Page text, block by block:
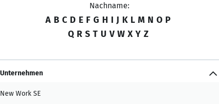
Nachname:
A B C D E F G H I J K L M N O P
Q R S T U V W X Y Z
Unternehmen
New Work SE